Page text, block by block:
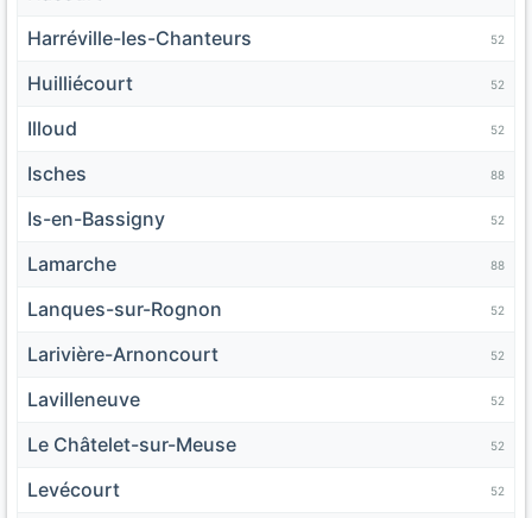
Harréville-les-Chanteurs 52
Huilliécourt 52
Illoud 52
Isches 88
Is-en-Bassigny 52
Lamarche 88
Lanques-sur-Rognon 52
Larivière-Arnoncourt 52
Lavilleneuve 52
Le Châtelet-sur-Meuse 52
Levécourt 52